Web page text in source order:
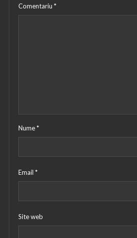
Comentariu *
Nume*
Email *
Site web